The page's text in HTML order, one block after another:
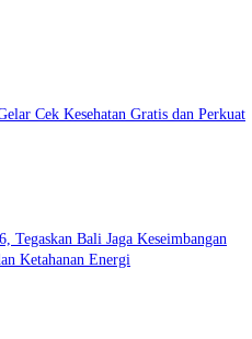
Cek Kesehatan Gratis dan Perkuat
Tegaskan Bali Jaga Keseimbangan
Ketahanan Energi